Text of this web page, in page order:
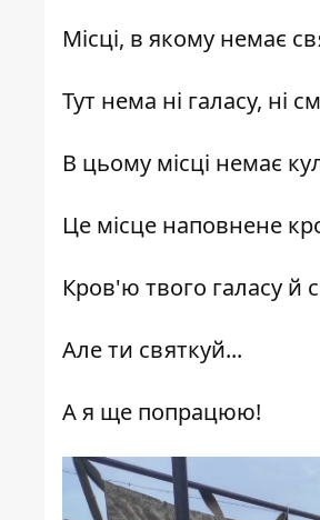
Місці, в якому немає
Тут нема ні галасу, ні
В цьому місці немає
Це місце наповнене
Кров'ю твого галасу й
Але ти святкуй...
А я ще попрацюю!